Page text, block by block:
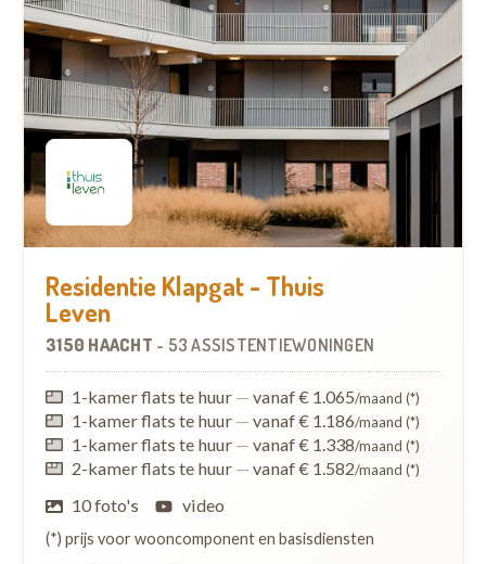
Residentie Klapgat - Thuis
Leven
3150 HAACHT - 53 ASSISTENTIEWONINGEN
1-kamer flats te huur — vanaf € 1.065/maand (*)
1-kamer flats te huur — vanaf € 1.186/maand (*)
1-kamer flats te huur — vanaf € 1.338/maand (*)
2-kamer flats te huur — vanaf € 1.582/maand (*)
10 foto's video
(*) prijs voor wooncomponent en basisdiensten